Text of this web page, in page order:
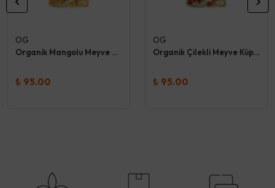
OG
Organik Mangolu Meyve Küpleri 30 Gr - Og
₺ 95.00
OG
Organik Çilekli Meyve Küpleri 30 Gr - Og
₺ 95.00